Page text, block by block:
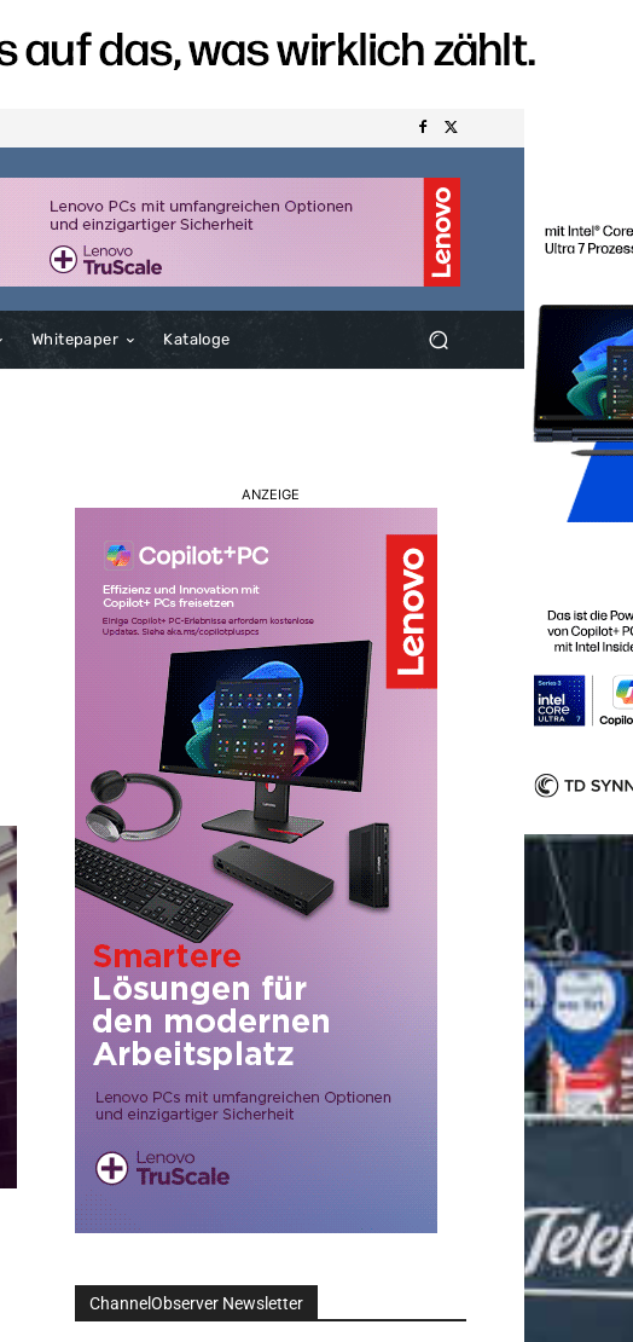
Whitepaper Kataloge
ANZEIGE
ChannelObserver Newsletter